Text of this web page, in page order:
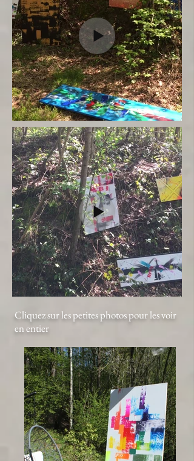
Cliquez sur les petites photos pour les voir
en entier